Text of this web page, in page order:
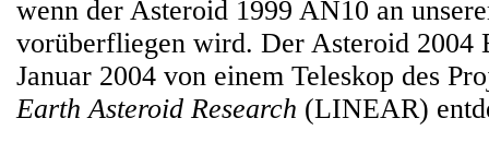
wenn der Asteroid 1999 AN10 an
vorüberfliegen wird. Der Asteroid 2004
Januar 2004 von einem Teleskop des
Earth Asteroid Research (LINEAR)